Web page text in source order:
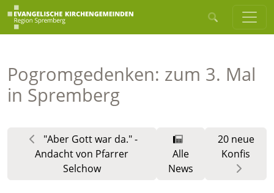
Pogromgedenken: zum 3. Mal
in Spremberg
"Aber Gott war da." -
Andacht von Pfarrer
Selchow
Alle
News
20 neue
Konfis